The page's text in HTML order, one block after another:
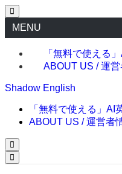
MENU
「無料で使える
ABOUT US / 運営
Shadow English
「無料で使える」AI
ABOUT US / 運営者